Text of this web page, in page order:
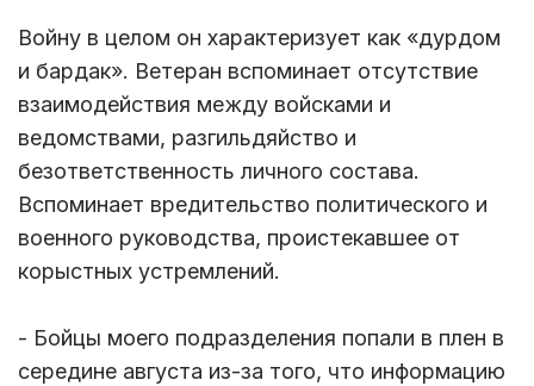
Войну в целом он характеризует как «дурдом
и бардак». Ветеран вспоминает отсутствие
взаимодействия между войсками и
ведомствами, разгильдяйство и
безответственность личного состава.
Вспоминает вредительство политического и
военного руководства, проистекавшее от
корыстных устремлений.
- Бойцы моего подразделения попали в плен в
середине августа из-за того, что информацию